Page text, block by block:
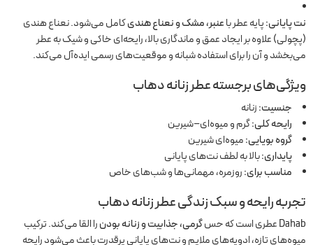
نت پایانی:پایه عطر باعنبر، مشک و نعناع هندیکامل می‌شود. نعناع هندی
(پچولی) علاوه بر ایجاد عمق و ماندگاری بالا، رایحه‌ای خاکی و شیک به عطر
می‌بخشد و آن را برای استفاده شبانه و موقعیت‌های رسمی ایده‌آل می‌کند.
ویژگی‌های برجسته عطر زنانه دهاب
جنسیت:زنانه
رایحه کلی:گرم و میوه‌ای–شیرین
گروه بویایی:میوه‌ای شیرین
پایداری:بالا به لطف نت‌های پایانی
مناسب برای:روزمره، مهمانی‌ها و شب‌های خاص
تجربه رایحه و سبک زندگی عطر زنانه دهاب
Dahab عطری است که حس گرمی، جذابیت و زنانه بودنرا القا می‌کند. ترکیب
میوه‌های تازه، ادویه‌های ملایم و نت‌های پایانی پرقدرت باعث می‌شود رایحه